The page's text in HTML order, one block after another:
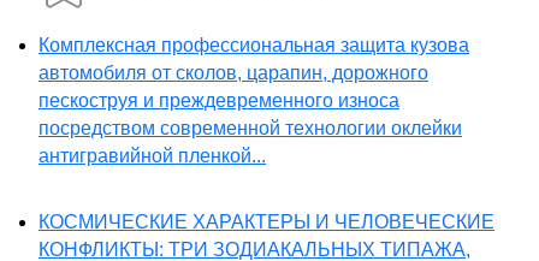
Комплексная профессиональная защита кузова
автомобиля от сколов, царапин, дорожного
пескоструя и преждевременного износа
посредством современной технологии оклейки
антигравийной пленкой...
КОСМИЧЕСКИЕ ХАРАКТЕРЫ И ЧЕЛОВЕЧЕСКИЕ
КОНФЛИКТЫ: ТРИ ЗОДИАКАЛЬНЫХ ТИПАЖА,